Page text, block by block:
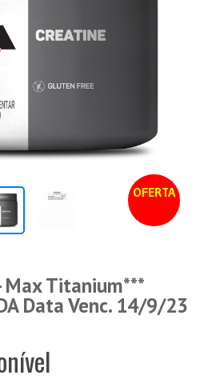
OFERTA
Max Titanium***
Data Venc. 14/9/23